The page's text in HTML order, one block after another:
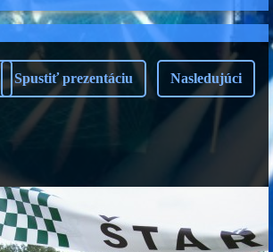
Spustiť prezentáciu Nasledujúci